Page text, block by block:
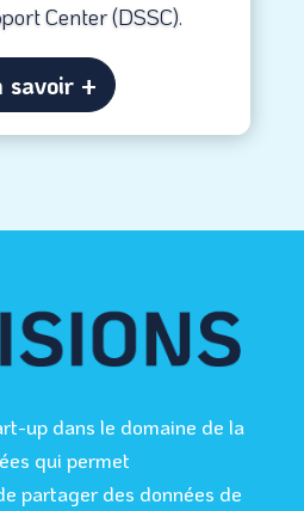
Center (DSSC).
savoir +
up dans le domaine de la
qui permet
partager des données de